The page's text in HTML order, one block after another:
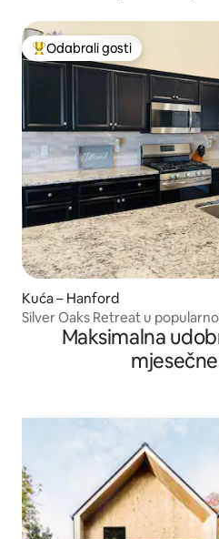
Među najviše rangiranima s
Odabrali gosti
Kuća – Hanford
Silver Oaks Retreat u
HanforduMaksimalna